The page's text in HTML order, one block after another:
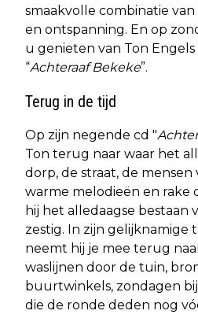
smaakvolle combinatie
en ontspanning. En op
u genieten van Ton
“Achteraaf Bekeke”.
Terug in de tijd
Op zijn negende cd "
Ton terug naar waar het
dorp, de straat, de mensen
warme melodieën en rake
hij het alledaagse bestaan
zestig. In zijn gelijknamige
neemt hij je mee terug
waslijnen door de tuin,
buurtwinkels, zondagen
die de ronde deden nog